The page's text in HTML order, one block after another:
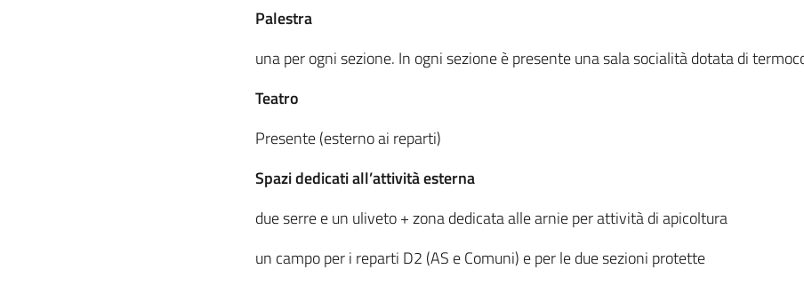
Palestra
una per ogni sezione. In ogni sezione è presente una sala socialità dotata di
Teatro
Presente (esterno ai reparti)
Spazi dedicati all’attività esterna
due serre e un uliveto + zona dedicata alle arnie per attività di apicoltura
un campo per i reparti D2 (AS e Comuni) e per le due sezioni protette